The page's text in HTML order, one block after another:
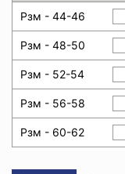
Рзм - 44-46
Рзм - 48-50
Рзм - 52-54
Рзм - 56-58
Рзм - 60-62